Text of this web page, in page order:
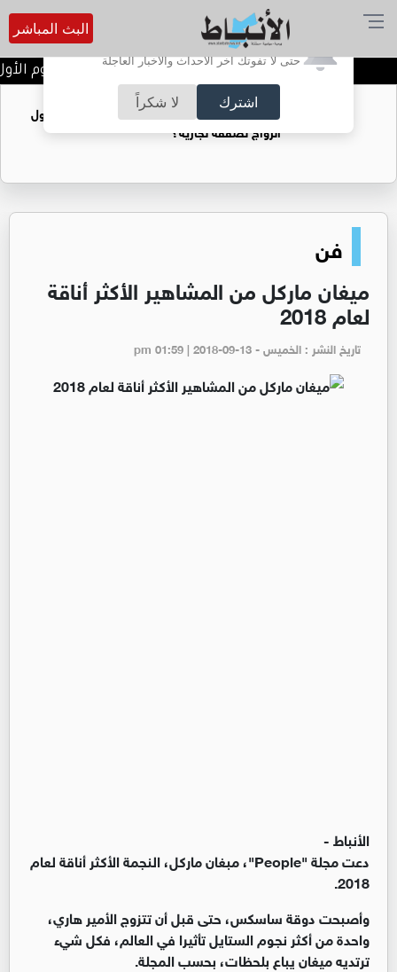
أترغب في تفعيل الإشعارات؟
حتى لا تفوتك آخر الأحداث والأخبار العاجلة
اشترك لا شكراً
البث المباشر
تتويج الفرق الفائزة في اليوم
فتيات يستغللنه لتحقيق مكاسب مادية.. هل تحول
الزواج لصفقة تجارية؟
فن
ميغان ماركل من المشاهير الأكثر أناقة
لعام 2018
تاريخ النشر : الخميس - pm 01:59 | 2018-09-13
الأنباط -
دعت مجلة "People"، مبغان ماركل، النجمة الأكثر أناقة لعام
2018.
وأصبحت دوقة ساسكس، حتى قبل أن تتزوج الأمير هاري،
واحدة من أكثر نجوم الستايل تأثيرا في العالم، فكل شيء
ترتديه ميغان يباع بلحظات، بحسب المجلة.